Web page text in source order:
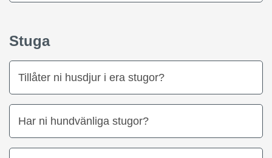
Stuga
Tillåter ni husdjur i era stugor?
Har ni hundvänliga stugor?